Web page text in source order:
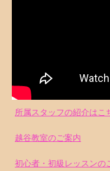
所属スタッフの紹介はこ
越谷教室のご案内
初心者・初級レッスンの